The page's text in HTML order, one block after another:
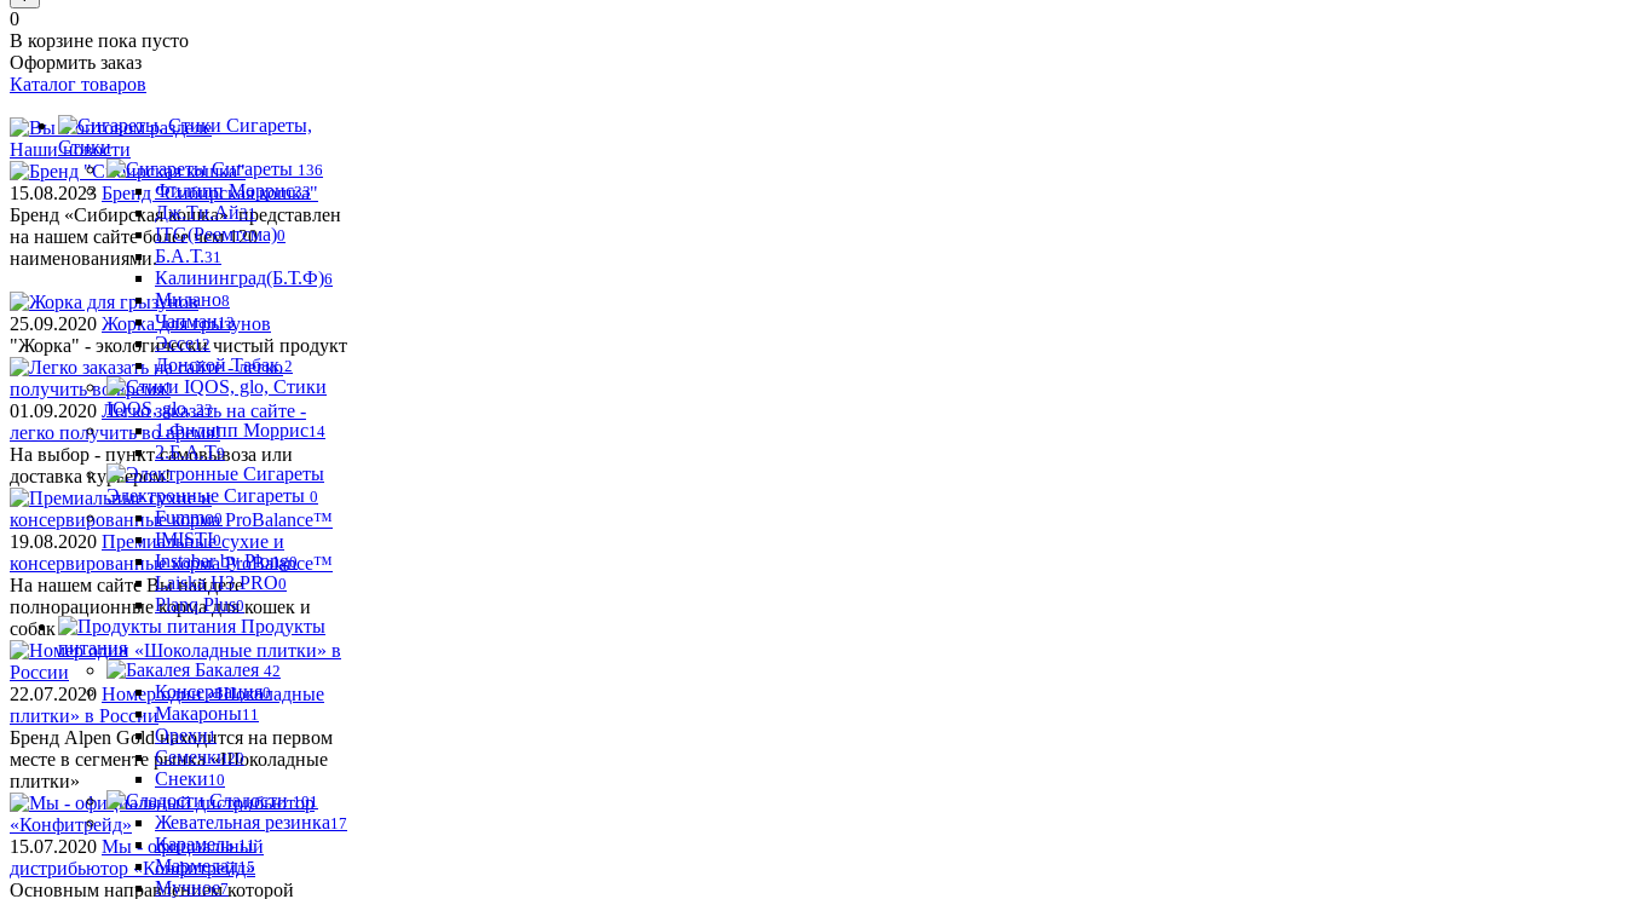
0
В корзине пока пусто
Оформить заказ
Каталог товаров
Сигареты,
Стики
Сигареты 136
Филипп Моррис33
Дж.Ти.Ай31
ITG(Реемтсма)0
Б.А.Т.31
Калининград(Б.Т.Ф)6
Милано8
Чапман13
Эссе12
Донской Табак2
Стики
IQOS, glo, 23
1.Филипп Моррис14
2.Б.А.Т9
Электронные Сигареты 0
Fummo0
IMISTI0
Instabar by Plong0
Laiska H3 PRO0
Planq Plus0
Продукты
питания
Бакалея 42
Консервация0
Макароны11
Орехи1
Семечки20
Снеки10
Сладости 101
Жевательная резинка17
Карамель11
Мармелад15
Мучное7
Наши новости
15.08.2023 Бренд "Сибирская кошка"
Бренд «Сибирская кошка» представлен
на нашем сайте более чем 120
наименованиями.
25.09.2020 Жорка для грызунов
"Жорка" - экологически чистый продукт
01.09.2020 Легко заказать на сайте -
легко получить во время!
На выбор - пункт самовывоза или
доставка курьером!
19.08.2020 Премиальные сухие и
консервированные корма ProBalance™
На нашем сайте Вы найдете
полнорационные корма для кошек и
собак
22.07.2020 Номер один «Шоколадные
плитки» в России
Бренд Alpen Gold находится на первом
месте в сегменте рынка «Шоколадные
плитки»
15.07.2020 Мы - официальный
дистрибьютор «Конфитрейд»
Основным направлением которой